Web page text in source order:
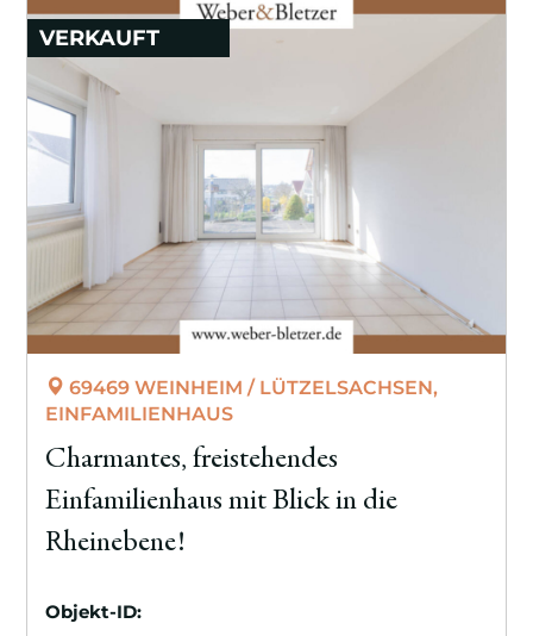
VERKAUFT
69469 WEINHEIM / LÜTZELSACHSEN,
EINFAMILIENHAUS
Charmantes, freistehendes
Einfamilienhaus mit Blick in die
Rheinebene!
Objekt-ID: